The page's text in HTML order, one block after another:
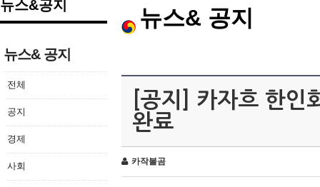
뉴스&공지
뉴스& 공지
전체
공지
경제
사회
뉴스& 공지
[공지] 카자흐 한인
완료
카작불곰